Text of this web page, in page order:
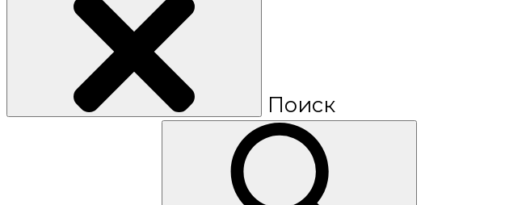
Поиск